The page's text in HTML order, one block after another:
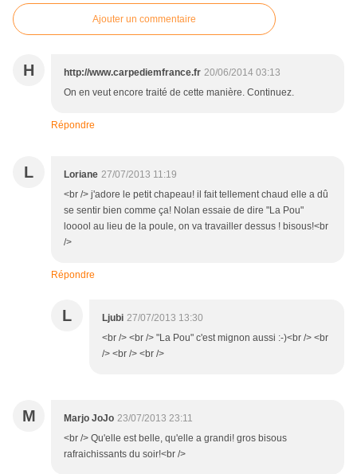
Ajouter un commentaire
H http://www.carpediemfrance.fr 20/06/2014 03:13
On en veut encore traité de cette manière. Continuez.
Répondre
L Loriane 27/07/2013 11:19
<br /> j'adore le petit chapeau! il fait tellement chaud elle a dû
se sentir bien comme ça! Nolan essaie de dire "La Pou"
looool au lieu de la poule, on va travailler dessus ! bisous!<br
/>
Répondre
L Ljubi 27/07/2013 13:30
<br /> <br /> "La Pou" c'est mignon aussi :-)<br /> <br
/> <br /> <br />
M Marjo JoJo 23/07/2013 23:11
<br /> Qu'elle est belle, qu'elle a grandi! gros bisous
rafraichissants du soir!<br />